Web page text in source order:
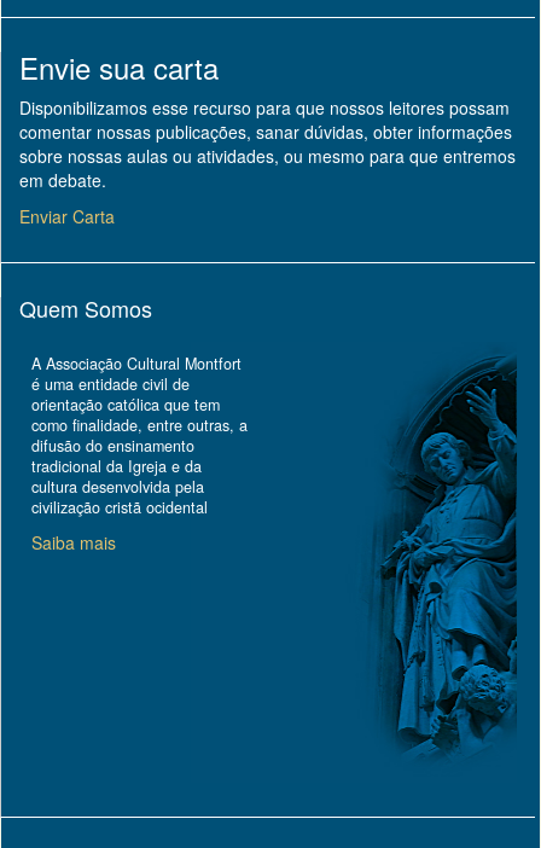
Envie sua carta
Disponibilizamos esse recurso para que nossos leitores possam
comentar nossas publicações, sanar dúvidas, obter informações
sobre nossas aulas ou atividades, ou mesmo para que entremos
em debate.
Enviar Carta
Quem Somos
A Associação Cultural Montfort
é uma entidade civil de
orientação católica que tem
como finalidade, entre outras, a
difusão do ensinamento
tradicional da Igreja e da
cultura desenvolvida pela
civilização cristã ocidental
Saiba mais